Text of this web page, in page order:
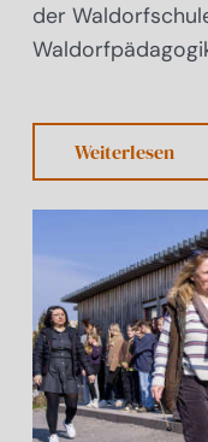
der
Weiterlesen